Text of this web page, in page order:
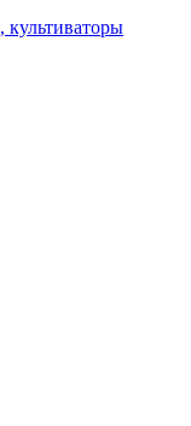
культиваторы